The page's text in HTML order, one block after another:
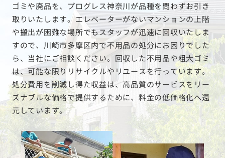
ゴミや廃品を、プログレス神奈川が品種を問わずお引き
取りいたします。エレベーターがないマンションの上階
や搬出が困難な場所でもスタッフが迅速に回収いたしま
すので、川崎市多摩区内で不用品の処分にお困りでした
ら、当社にご相談ください。回収した不用品や粗大ゴミ
は、可能な限りリサイクルやリユースを行っています。
処分費用を削減し得た収益は、高品質のサービスをリー
ズナブルな価格で提供するために、料金の低価格化へ還
元しています。